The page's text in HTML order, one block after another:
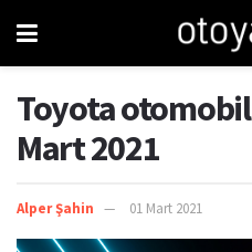
Toyota
Mart 2021
Alper Şahin 01 Mart 2021